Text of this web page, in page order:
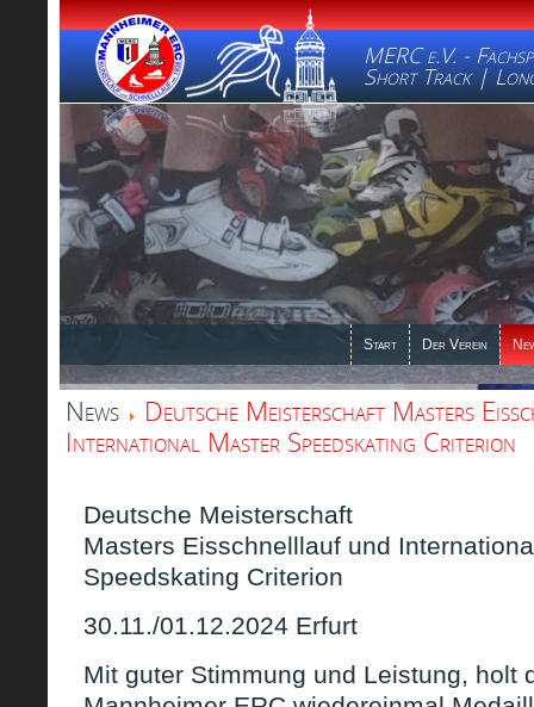
MERC e.V. -
Short Track |
Start Der Verein
News
Deutsche Meisterschaft Masters
International Master Speedskating Criterion
Deutsche Meisterschaft
Masters Eisschnelllauf und
Speedskating Criterion
30.11./01.12.2024 Erfurt
Mit guter Stimmung und Leistung, holt